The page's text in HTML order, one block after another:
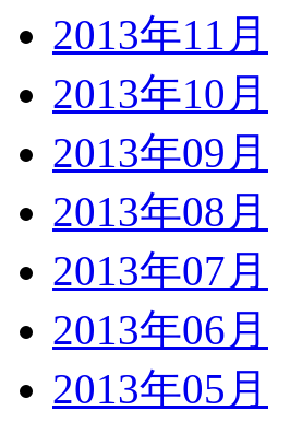
2013年11月
2013年10月
2013年09月
2013年08月
2013年07月
2013年06月
2013年05月